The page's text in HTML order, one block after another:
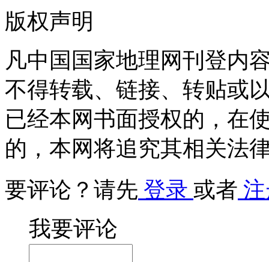
版权声明
凡中国国家地理网刊登内
不得转载、链接、转贴或
已经本网书面授权的，在
的，本网将追究其相关法
要评论？请先 登录 或者
我要评论